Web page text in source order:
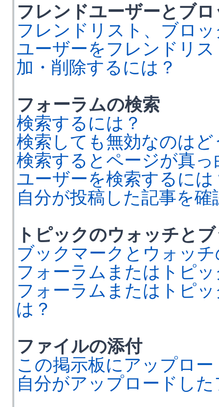
フレンドユーザーとブ
フレンドリスト、ブロ
ユーザーをフレンドリ
加・削除するには？
フォーラムの検索
検索するには？
検索しても無効なのはど
検索するとページが真
ユーザーを検索するには
自分が投稿した記事を
トピックのウォッチと
ブックマークとウォッ
フォーラムまたはトピ
フォーラムまたはトピ
は？
ファイルの添付
この掲示板にアップロ
自分がアップロードし